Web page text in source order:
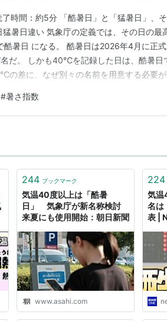
時間：約5分 「酷暑日」と「猛暑日」、
猛暑日違い 気象庁の定義では、その日の
暑日 になる。 酷暑日は2026年4月に正式
だ。 しかも40℃を記録した日は、酷暑日
の差に、なぜ別々の名前を用意する必要が
年、民間から生まれた 猛暑日未満でも危
#暑さ指数
244 ブックマーク
気温40度以上は「酷暑
日」 気象庁が新名称検討
来夏にも使用開始：朝日新聞
www.asahi.com
224
気温
名は
表 |